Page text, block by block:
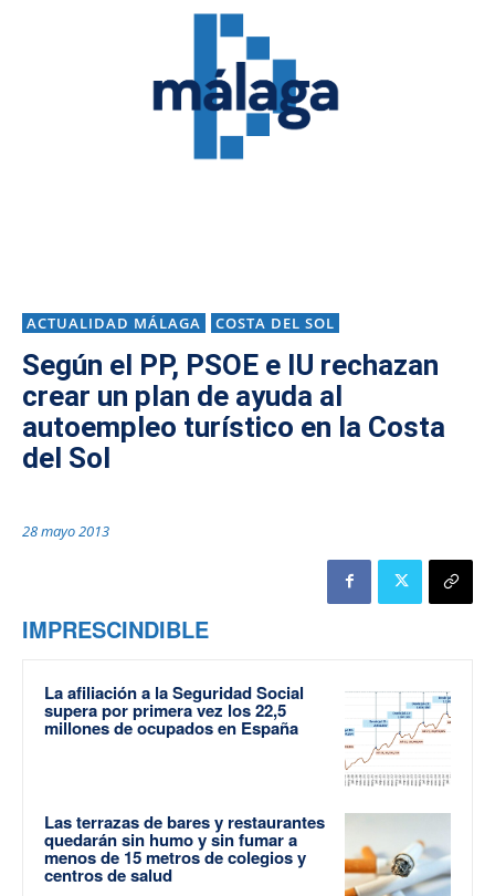
ACTUALIDAD MÁLAGA COSTA DEL SOL
Según el PP, PSOE e IU rechazan
crear un plan de ayuda al
autoempleo turístico en la Costa
del Sol
28 mayo 2013
IMPRESCINDIBLE
La afiliación a la Seguridad Social
supera por primera vez los 22,5
millones de ocupados en España
Las terrazas de bares y restaurantes
quedarán sin humo y sin fumar a
menos de 15 metros de colegios y
centros de salud